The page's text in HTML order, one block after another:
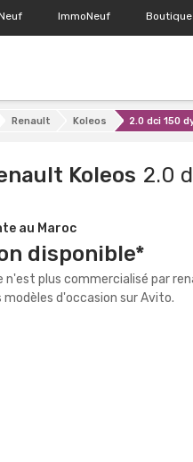
ImmoNeuf Boutique
Renault Koleos 2.0 dci 150
Koleos 2.0
au Maroc
disponible*
n'est plus commercialisé par
d'occasion sur Avito.